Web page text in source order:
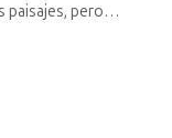
paisajes, pero